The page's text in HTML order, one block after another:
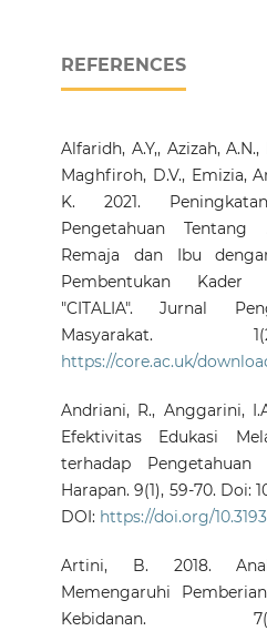
REFERENCES
Alfaridh, A.Y,, Azizah,
Maghfiroh, D.V., Emizia,
K. 2021.
Pengetahuan
Remaja dan Ibu
Pembentukan Kader
"CITALIA". Jurnal
Masyarakat.
https://core.ac.uk/
Andriani, R., Anggarini,
Efektivitas Edukasi
terhadap
Harapan. 9(1), 59-70. Doi:
DOI: https://doi.org/
Artini, B. 2018.
Memengaruhi
Kebidanan.